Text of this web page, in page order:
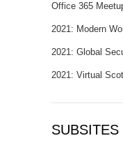
Office 365
2021: Modern
2021: Global
2021: Virtual
SUBSITES